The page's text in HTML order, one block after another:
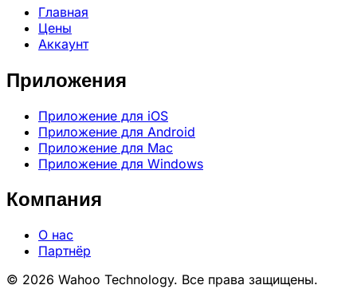
Главная
Цены
Аккаунт
Приложения
Приложение для iOS
Приложение для Android
Приложение для Mac
Приложение для Windows
Компания
О нас
Партнёр
© 2026 Wahoo Technology. Все права защищены.